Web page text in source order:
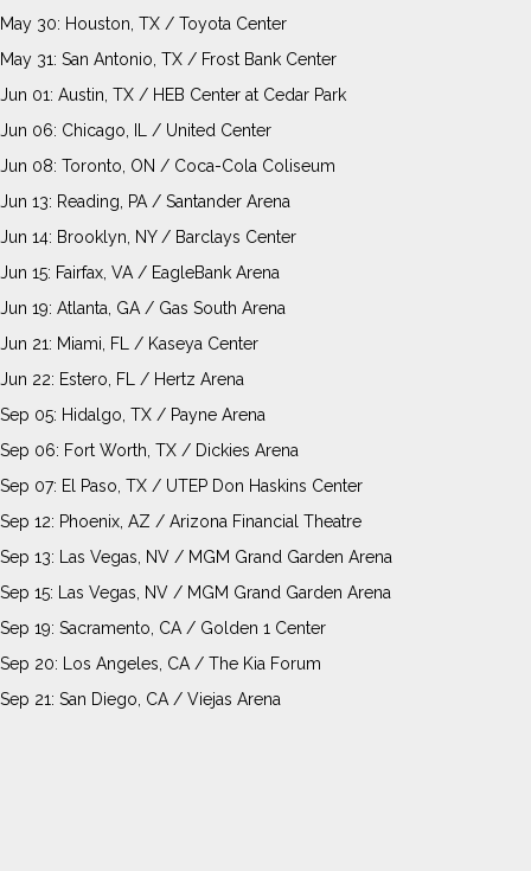
May 30: Houston, TX / Toyota Center
May 31: San Antonio, TX / Frost Bank Center
Jun 01: Austin, TX / HEB Center at Cedar Park
Jun 06: Chicago, IL / United Center
Jun 08: Toronto, ON / Coca-Cola Coliseum
Jun 13: Reading, PA / Santander Arena
Jun 14: Brooklyn, NY / Barclays Center
Jun 15: Fairfax, VA / EagleBank Arena
Jun 19: Atlanta, GA / Gas South Arena
Jun 21: Miami, FL / Kaseya Center
Jun 22: Estero, FL / Hertz Arena
Sep 05: Hidalgo, TX / Payne Arena
Sep 06: Fort Worth, TX / Dickies Arena
Sep 07: El Paso, TX / UTEP Don Haskins Center
Sep 12: Phoenix, AZ / Arizona Financial Theatre
Sep 13: Las Vegas, NV / MGM Grand Garden Arena
Sep 15: Las Vegas, NV / MGM Grand Garden Arena
Sep 19: Sacramento, CA / Golden 1 Center
Sep 20: Los Angeles, CA / The Kia Forum
Sep 21: San Diego, CA / Viejas Arena